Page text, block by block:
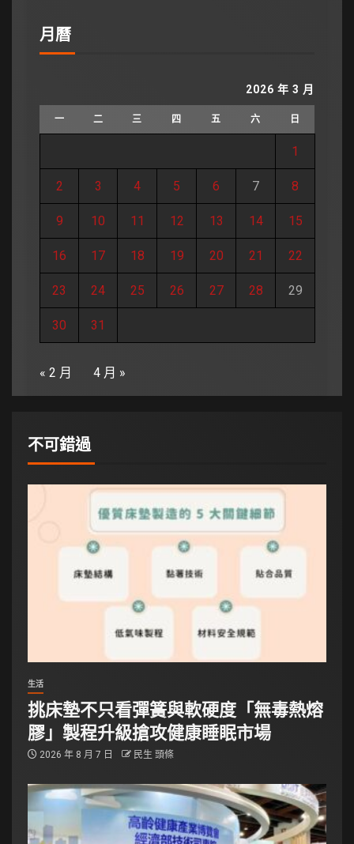
月曆
2026 年 3 月
一 二 三 四 五 六 日
1
2 3 4 5 6 7 8
9 10 11 12 13 14 15
16 17 18 19 20 21 22
23 24 25 26 27 28 29
30 31
« 2 月 4 月 »
不可錯過
生活
挑床墊不只看彈簧與軟硬度「無毒熱熔
膠」製程升級搶攻健康睡眠市場
2026 年 8 月 7 日 民生 頭條